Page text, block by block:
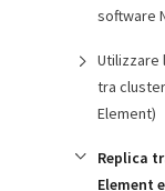
software
Utilizzare
tra cluster
Element)
Replica
Element